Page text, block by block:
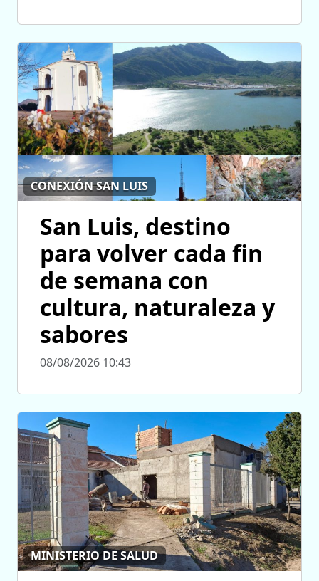
CONEXIÓN SAN LUIS
San Luis, destino
para volver cada fin
de semana con
cultura, naturaleza y
sabores
08/08/2026 10:43
MINISTERIO DE SALUD